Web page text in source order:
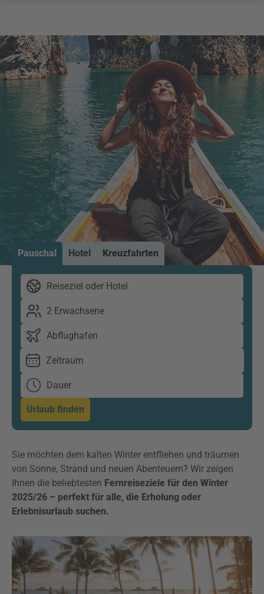
Pauschal Hotel Kreuzfahrten
Reiseziel oder Hotel
2 Erwachsene
Abflughafen
Zeitraum
Dauer
Urlaub finden
Sie möchten dem kalten Winter entfliehen und träumen
von Sonne, Strand und neuen Abenteuern? Wir zeigen
Ihnen die beliebtesten Fernreiseziele für den Winter
2025/26 – perfekt für alle, die Erholung oder
Erlebnisurlaub suchen.